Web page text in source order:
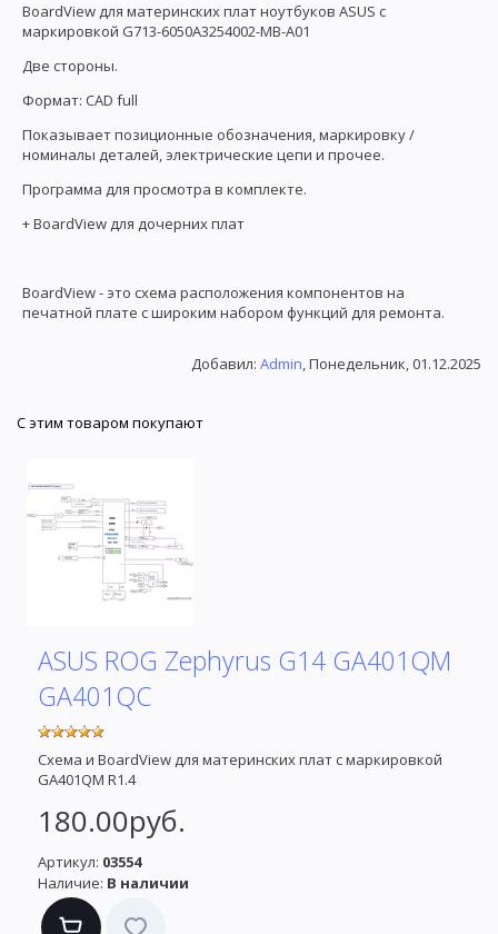
BoardView для материнских плат ноутбуков ASUS с
маркировкой G713-6050A3254002-MB-A01
Две стороны.
Формат: CAD full
Показывает позиционные обозначения, маркировку /
номиналы деталей, электрические цепи и прочее.
Программа для просмотра в комплекте.
+ BoardView для дочерних плат
BoardView - это схема расположения компонентов на
печатной плате с широким набором функций для ремонта.
Добавил: Admin, Понедельник, 01.12.2025
С этим товаром покупают
ASUS ROG Zephyrus G14 GA401QM
GA401QC
Схема и BoardView для материнских плат с маркировкой
GA401QM R1.4
180.00руб.
Артикул: 03554
Наличие: В наличии